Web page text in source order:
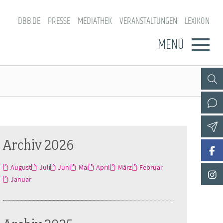
DBB.DE PRESSE MEDIATHEK VERANSTALTUNGEN LEXIKON
MENÜ
Archiv 2026
August Juli Juni Mai April März
Februar
Januar